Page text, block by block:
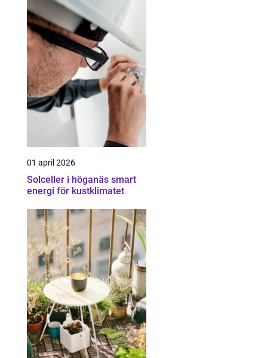
01 april 2026
Solceller i höganäs smart
energi för kustklimatet